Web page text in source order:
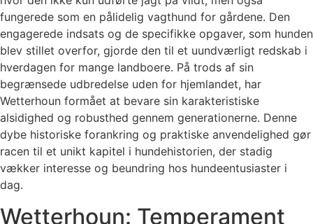
fungerede som en pålidelig vagthund for gårdene. Den
engagerede indsats og de specifikke opgaver, som hunden
blev stillet overfor, gjorde den til et uundværligt redskab i
hverdagen for mange landboere. På trods af sin
begrænsede udbredelse uden for hjemlandet, har
Wetterhoun formået at bevare sin karakteristiske
alsidighed og robusthed gennem generationerne. Denne
dybe historiske forankring og praktiske anvendelighed gør
racen til et unikt kapitel i hundehistorien, der stadig
vækker interesse og beundring hos hundeentusiaster i
dag.
Wetterhoun: Temperament